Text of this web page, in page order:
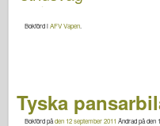
Bokförd iAFV Vapen
Tyska
Bokförd påden 12 september 2011 Ändrad påden